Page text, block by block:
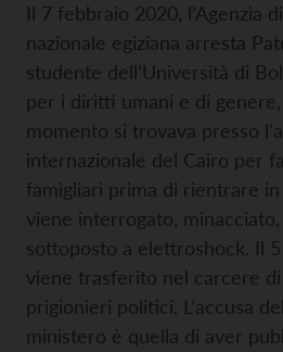
Il 7 febbraio 2020, l’Agenzia
nazionale egiziana arresta
studente dell’Università di
per i diritti umani e di
momento si trovava presso
internazionale del Cairo per
famigliari prima di rientrare in
viene interrogato,
sottoposto a elettroshock. Il
viene trasferito nel carcere
prigionieri politici. L’accusa
ministero è quella di aver